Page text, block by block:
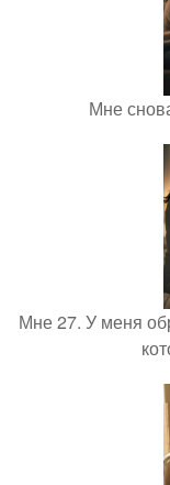
Мне
Мне 27. У меня